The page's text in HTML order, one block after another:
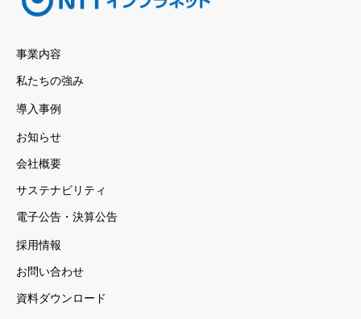
事業内容
私たちの強み
導入事例
お知らせ
会社概要
サステナビリティ
電子公告・決算公告
採用情報
お問い合わせ
資料ダウンロード